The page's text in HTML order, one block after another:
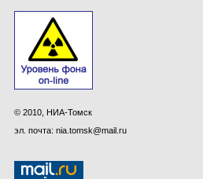
© 2010, НИА-Томск
эл. почта: nia.tomsk@mail.ru